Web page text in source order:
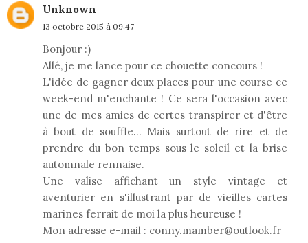
Unknown
13 octobre 2015 à 09:47
Bonjour :)
Allé, je me lance pour ce chouette concours !
L'idée de gagner deux places pour une course ce
week-end m'enchante ! Ce sera l'occasion avec
une de mes amies de certes transpirer et d'être
à bout de souffle... Mais surtout de rire et de
prendre du bon temps sous le soleil et la brise
automnale rennaise.
Une valise affichant un style vintage et
aventurier en s'illustrant par de vieilles cartes
marines ferrait de moi la plus heureuse !
Mon adresse e-mail : conny.mamber@outlook.fr